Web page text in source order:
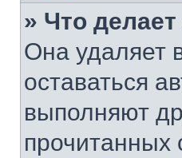
» Что
Она удаляет
оставаться
выполняют
прочитанных